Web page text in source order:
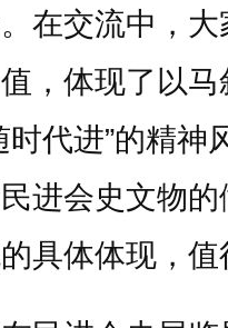
在交流中，
，体现了以
时代进”的精神
进会史文物
具体体现，